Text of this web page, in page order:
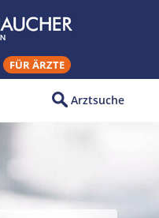
FÜR ÄRZTE
Arztsuche